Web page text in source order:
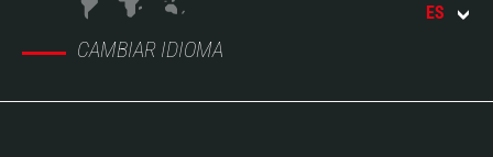
CAMBIAR IDIOMA
ES